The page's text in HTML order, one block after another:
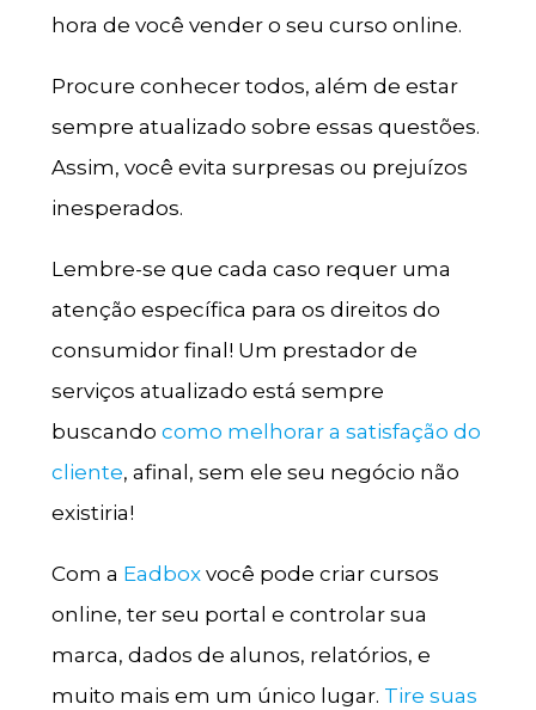
hora de você vender o seu curso online.
Procure conhecer todos, além de estar
sempre atualizado sobre essas questões.
Assim, você evita surpresas ou prejuízos
inesperados.
Lembre-se que cada caso requer uma
atenção específica para os direitos do
consumidor final! Um prestador de
serviços atualizado está sempre
buscando como melhorar a satisfação do
cliente, afinal, sem ele seu negócio não
existiria!
Com a Eadboxvocê pode criar cursos
online, ter seu portal e controlar sua
marca, dados de alunos, relatórios, e
muito mais em um único lugar. Tire suas